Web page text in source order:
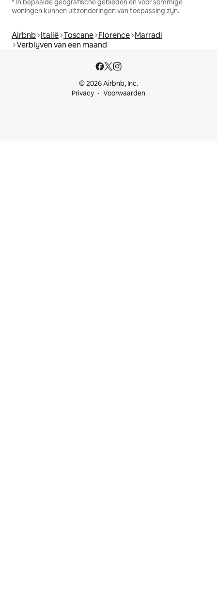
* In bepaalde geografische gebieden en voor sommige
woningen kunnen uitzonderingen van toepassing zijn.
Airbnb Italië Toscane Florence Marradi
Verblijven van een maand
© 2026 Airbnb, Inc.
Privacy
Voorwaarden